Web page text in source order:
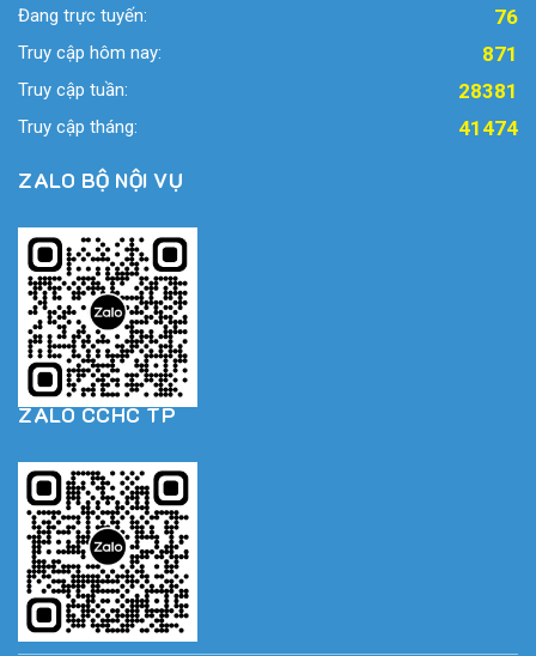
Đang trực tuyến: 76
Truy cập hôm nay: 871
Truy cập tuần: 28381
Truy cập tháng: 41474
ZALO BỘ NỘI VỤ
ZALO CCHC TP